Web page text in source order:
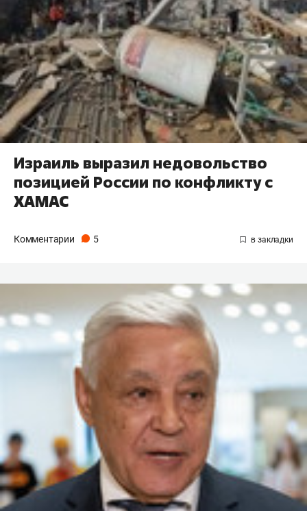
Израиль выразил недовольство
позицией России по конфликту с
ХАМАС
Комментарии 5